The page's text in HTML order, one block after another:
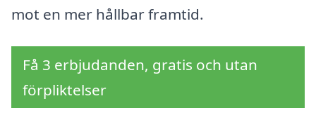
mot en mer hållbar framtid.
Få 3 erbjudanden, gratis och utan
förpliktelser